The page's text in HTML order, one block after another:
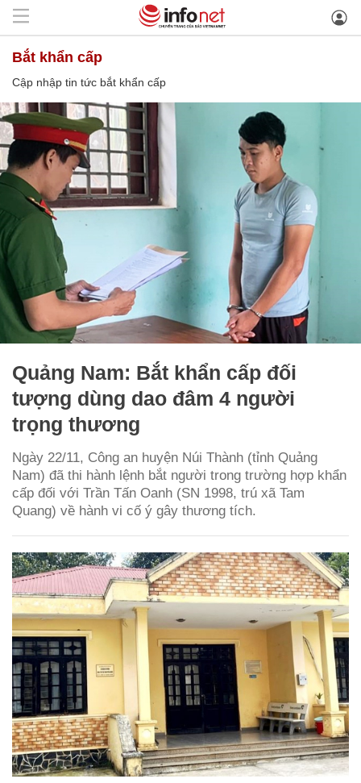
bắt khẩn cấp
Cập nhập tin tức bắt khẩn cấp
Quảng Nam: Bắt khẩn cấp đối
tượng dùng dao đâm 4 người
trọng thương
Ngày 22/11, Công an huyện Núi Thành (tỉnh Quảng
Nam) đã thi hành lệnh bắt người trong trường hợp khẩn
cấp đối với Trần Tấn Oanh (SN 1998, trú xã Tam
Quang) về hành vi cố ý gây thương tích.